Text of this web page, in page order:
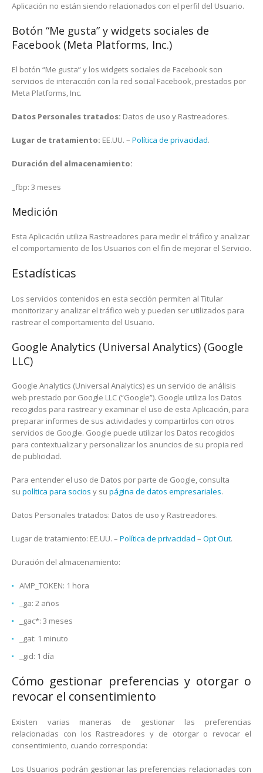
Aplicación no están siendo relacionados con el perfil del Usuario.
Botón “Me gusta” y widgets sociales de
Facebook (Meta Platforms, Inc.)
El botón “Me gusta” y los widgets sociales de Facebook son
servicios de interacción con la red social Facebook, prestados por
Meta Platforms, Inc.
Datos Personales tratados: Datos de uso y Rastreadores.
Lugar de tratamiento: EE.UU. – Política de privacidad.
Duración del almacenamiento:
_fbp: 3 meses
Medición
Esta Aplicación utiliza Rastreadores para medir el tráfico y analizar
el comportamiento de los Usuarios con el fin de mejorar el Servicio.
Estadísticas
Los servicios contenidos en esta sección permiten al Titular
monitorizar y analizar el tráfico web y pueden ser utilizados para
rastrear el comportamiento del Usuario.
Google Analytics (Universal Analytics) (Google
LLC)
Google Analytics (Universal Analytics) es un servicio de análisis
web prestado por Google LLC (“Google”). Google utiliza los Datos
recogidos para rastrear y examinar el uso de esta Aplicación, para
preparar informes de sus actividades y compartirlos con otros
servicios de Google. Google puede utilizar los Datos recogidos
para contextualizar y personalizar los anuncios de su propia red
de publicidad.
Para entender el uso de Datos por parte de Google, consulta
su política para socios y su página de datos empresariales.
Datos Personales tratados: Datos de uso y Rastreadores.
Lugar de tratamiento: EE.UU. – Política de privacidad – Opt Out.
Duración del almacenamiento:
AMP_TOKEN: 1 hora
_ga: 2 años
_gac*: 3 meses
_gat: 1 minuto
_gid: 1 día
Cómo gestionar preferencias y otorgar o
revocar el consentimiento
Existen varias maneras de gestionar las preferencias
relacionadas con los Rastreadores y de otorgar o revocar el
consentimiento, cuando corresponda:
Los Usuarios podrán gestionar las preferencias relacionadas con